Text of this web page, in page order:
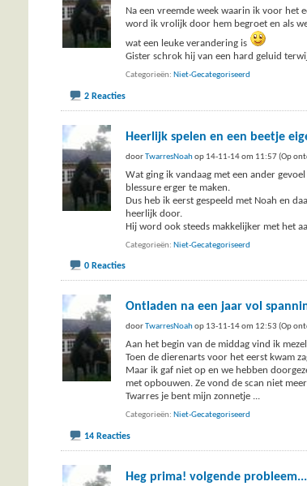
Na een vreemde week waarin ik voor het
word ik vrolijk door hem begroet en als
wat een leuke verandering is
Gister schrok hij van een hard geluid
Categorieën Niet-Gecategoriseerd
2 Reacties
Heerlijk spelen en een beetje
doorTwarresNoahop 14-11-14 om 11:57 (Op
Wat ging ik vandaag met een ander
blessure erger te maken.
Dus heb ik eerst gespeeld met Noah en
heerlijk door.
Hij word ook steeds makkelijker met het
Categorieën Niet-Gecategoriseerd
0 Reacties
Ontladen na een jaar vol
doorTwarresNoahop 13-11-14 om 12:53 (Op
Aan het begin van de middag vind ik
Toen de dierenarts voor het eerst kwam
Maar ik gaf niet op en we hebben
met opbouwen. Ze vond de scan niet
Twarres je bent mijn zonnetje ...
Categorieën Niet-Gecategoriseerd
14 Reacties
Heg prima! volgende probleem...